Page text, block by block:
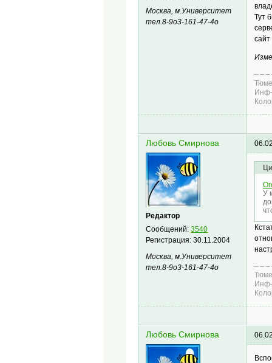
Москва, м.Университет
тел.8-9о3-161-47-4о
Тут
сайт
Любовь Смирнова
Редактор
Сообщений:3540
Регистрация:30.11.2004
Москва, м.Университет
тел.8-9о3-161-47-4о
У
Любовь Смирнова